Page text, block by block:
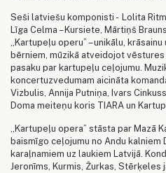
Seši latviešu komponisti - Lolita
Līga Celma – Kursiete, Mārtiņš
„Kartupeļu operu” – unikālu,
bērniem, mūzikā atveidojot
pasaku par kartupeļu ceļojumu.
koncertuzvedumam aicināta
Vizbulis, Annija Putniņa, Ivars
Doma meiteņu koris TIARA un
„Kartupeļu opera” stāsta par Mazā
baismīgo ceļojumu no Andu kalniem
karaļnamiem uz laukiem Latvijā.
Jeronīms, Kurmis, Žurkas, Stērķeles